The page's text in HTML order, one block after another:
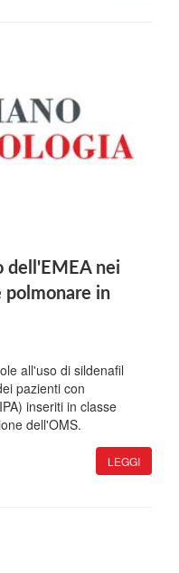
dell'EMEA nei
polmonare in
all'uso di sildenafil
pazienti con
inseriti in classe
dell'OMS.
LEGGI